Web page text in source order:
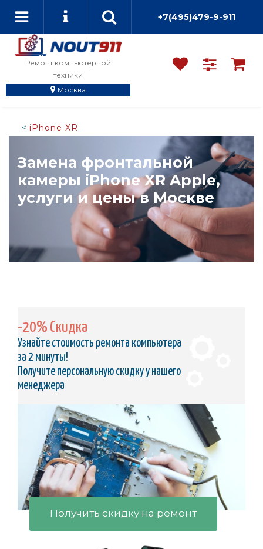
+7(495)479-9-911
Ремонт компьютерной
техники
Москва
iPhone XR
Замена фронтальной
камеры iPhone XR Apple,
услуги и цены в Москве
-20% Скидка
Узнайте стоимость ремонта компьютера
за 2 минуты!
Получите персональную скидку у нашего
менеджера
Получить скидку на ремонт